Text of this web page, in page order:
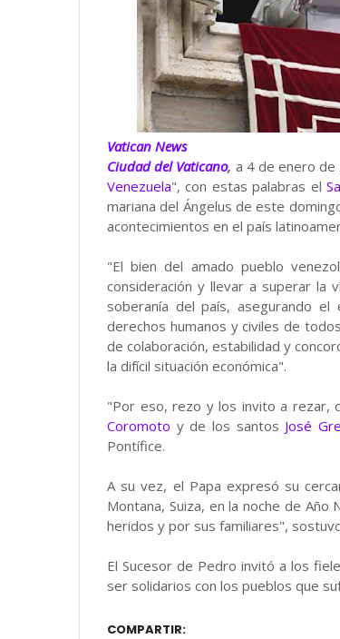
Vatican News
Ciudad del Vaticano, a 4 de enero de
Venezuela", con estas palabras el
mariana del Ángelus de este
acontecimientos en el país
"El bien del amado pueblo
consideración y llevar a superar la
soberanía del país, asegurando
derechos humanos y civiles de
de colaboración, estabilidad y
la difícil situación económica".
"Por eso, rezo y los invito a rezar,
Coromoto y de los santos José
Pontífice.
A su vez, el Papa expresó su
Montana, Suiza, en la noche de
heridos y por sus familiares",
El Sucesor de Pedro invitó a los
ser solidarios con los pueblos que
COMPARTIR: